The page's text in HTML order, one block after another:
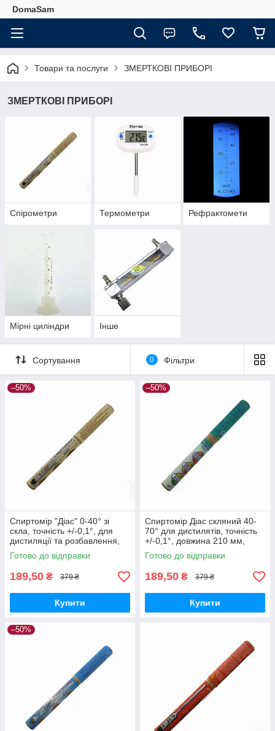
DomaSam
Товари та послуги ЗМЕРТКОВІ ПРИБОРІ
ЗМЕРТКОВІ ПРИБОРІ
Спірометри Термометри Рефрактомети
Мірні циліндри Інше
Сортування 0 Фільтри
–50%
Спиртомір "Діас" 0-40° зі
скла, точність +/-0,1°, для
дистиляції та розбавлення,
довжина 210 мм
Готово до відправки
189,50 ₴ 379 ₴
Купити
–50%
Спиртомір Діас скляний 40-
70° для дистилятів, точність
+/-0,1°, довжина 210 мм,
Україна
Готово до відправки
189,50 ₴ 379 ₴
Купити
–50%